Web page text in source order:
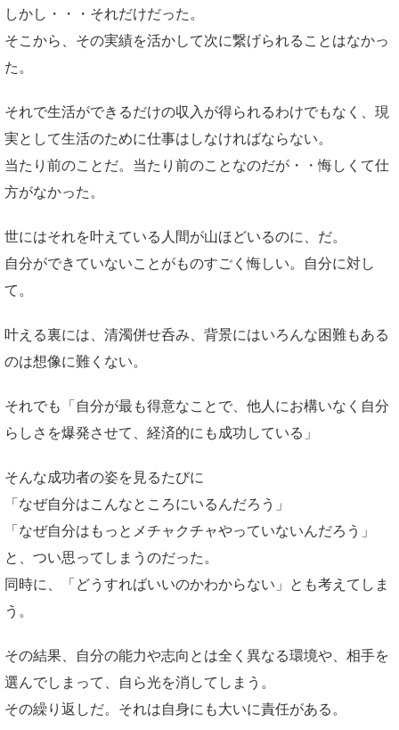
しかし・・・それだけだった。
そこから、その実績を活かして次に繋げられることはなかっ
た。
それで生活ができるだけの収入が得られるわけでもなく、現
実として生活のために仕事はしなければならない。
当たり前のことだ。当たり前のことなのだが・・悔しくて仕
方がなかった。
世にはそれを叶えている人間が山ほどいるのに、だ。
自分ができていないことがものすごく悔しい。自分に対し
て。
叶える裏には、清濁併せ呑み、背景にはいろんな困難もある
のは想像に難くない。
それでも「自分が最も得意なことで、他人にお構いなく自分
らしさを爆発させて、経済的にも成功している」
そんな成功者の姿を見るたびに
「なぜ自分はこんなところにいるんだろう」
「なぜ自分はもっとメチャクチャやっていないんだろう」
と、つい思ってしまうのだった。
同時に、「どうすればいいのかわからない」とも考えてしま
う。
その結果、自分の能力や志向とは全く異なる環境や、相手を
選んでしまって、自ら光を消してしまう。
その繰り返しだ。それは自身にも大いに責任がある。